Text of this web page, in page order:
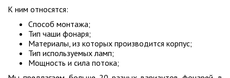
К ним относятся:
Способ монтажа;
Тип чаши фонаря;
Материалы, из которых производится корпус;
Тип используемых ламп;
Мощность и сила потока;